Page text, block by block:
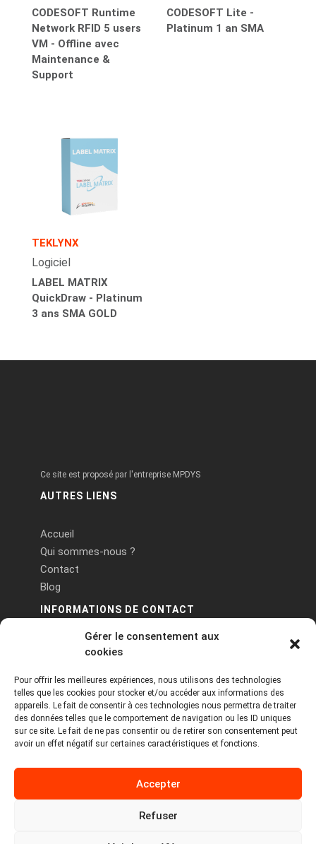
Gérer le consentement aux
cookies
Pour offrir les meilleures expériences, nous utilisons des technologies
telles que les cookies pour stocker et/ou accéder aux informations des
appareils. Le fait de consentir à ces technologies nous permettra de traiter
des données telles que le comportement de navigation ou les ID uniques
sur ce site. Le fait de ne pas consentir ou de retirer son consentement peut
avoir un effet négatif sur certaines caractéristiques et fonctions.
Accepter
Refuser
CODESOFT Runtime
Network RFID 5 users
VM - Offline avec
Maintenance &
Support
CODESOFT Lite -
Platinum 1 an SMA
TEKLYNX
Logiciel
LABEL MATRIX
QuickDraw - Platinum
3 ans SMA GOLD
Ce site est proposé par l'entreprise MPDYS
AUTRES LIENS
Accueil
Qui sommes-nous ?
Contact
Blog
INFORMATIONS DE CONTACT
PA Keneach Ouest - 5 rue de Belle-Île - 56400
contact@logiciels-etiquettes.com
09 71 37 25 93